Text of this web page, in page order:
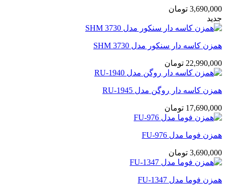
3,690,000 تومان
جدید
همزن کاسه دار سنکور مدل SHM 3730
22,990,000 تومان
همزن کاسه دار روگن مدل RU-1945
17,690,000 تومان
همزن فوما مدل FU-976
3,690,000 تومان
همزن فوما مدل FU-1347